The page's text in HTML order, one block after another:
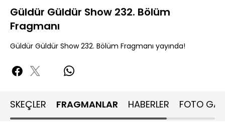
Güldür Güldür Show 232. Bölüm
Fragmanı
Güldür Güldür Show 232. Bölüm Fragmanı yayında!
SKEÇLER FRAGMANLAR HABERLER FOTO